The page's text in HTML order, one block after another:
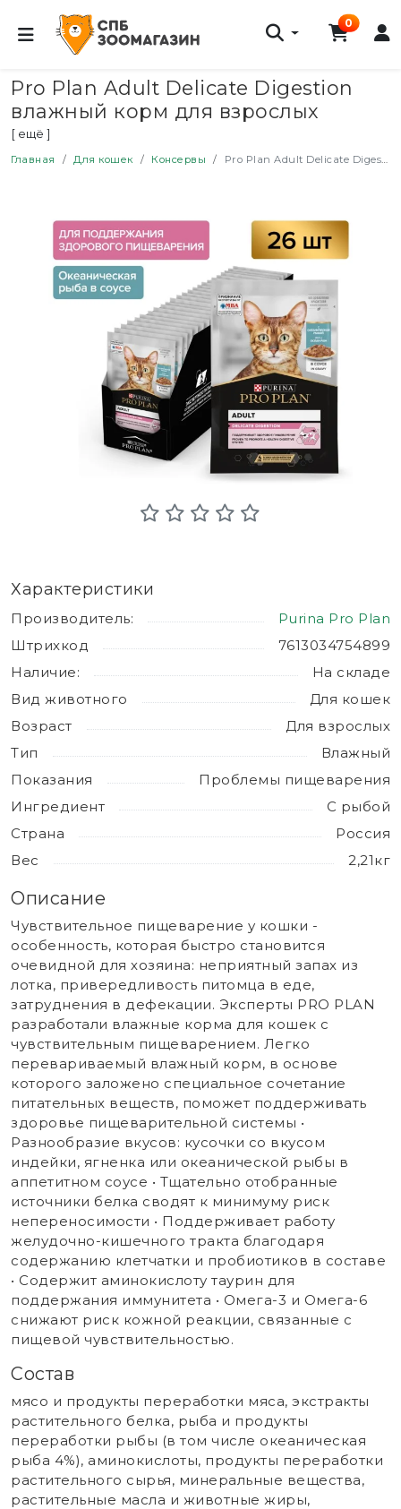
0
Pro Plan Adult Delicate Digestion
влажный корм для взрослых
кошек с чувствительным
пищеварением, с океанической
[ ещё ]
Главная Для кошек Консервы Pro Plan Adult Delicate Digestion влажный корм для взрослых кошек с чувствительным пищеварением, с океанической рыбой в соусе - 85 г x 26 шт
Характеристики
Производитель:
Purina Pro Plan
Штрихкод
7613034754899
Наличие:
На складе
Вид животного
Для кошек
Возраст
Для взрослых
Тип
Влажный
Показания
Проблемы пищеварения
Ингредиент
С рыбой
Страна
Россия
Вес
2,21кг
Описание
Чувствительное пищеварение у кошки -
особенность, которая быстро становится
очевидной для хозяина: неприятный запах из
лотка, привередливость питомца в еде,
затруднения в дефекации. Эксперты PRO PLAN
разработали влажные корма для кошек с
чувствительным пищеварением. Легко
перевариваемый влажный корм, в основе
которого заложено специальное сочетание
питательных веществ, поможет поддерживать
здоровье пищеварительной системы •
Разнообразие вкусов: кусочки со вкусом
индейки, ягненка или океанической рыбы в
аппетитном соусе • Тщательно отобранные
источники белка сводят к минимуму риск
непереносимости • Поддерживает работу
желудочно-кишечного тракта благодаря
содержанию клетчатки и пробиотиков в составе
• Содержит аминокислоту таурин для
поддержания иммунитета • Омега-3 и Омега-6
снижают риск кожной реакции, связанные с
пищевой чувствительностью.
Состав
мясо и продукты переработки мяса, экстракты
растительного белка, рыба и продукты
переработки рыбы (в том числе океаническая
рыба 4%), аминокислоты, продукты переработки
растительного сырья, минеральные вещества,
растительные масла и животные жиры,